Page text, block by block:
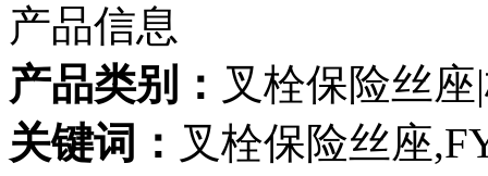
产品信息
产品类别： 叉栓保险丝
关键词： 叉栓保险丝座